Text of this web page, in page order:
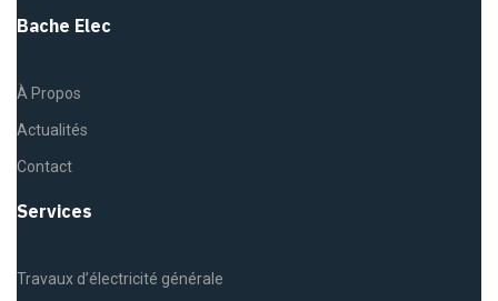
Bache Elec
À Propos
Actualités
Contact
Services
Travaux d’électricité générale